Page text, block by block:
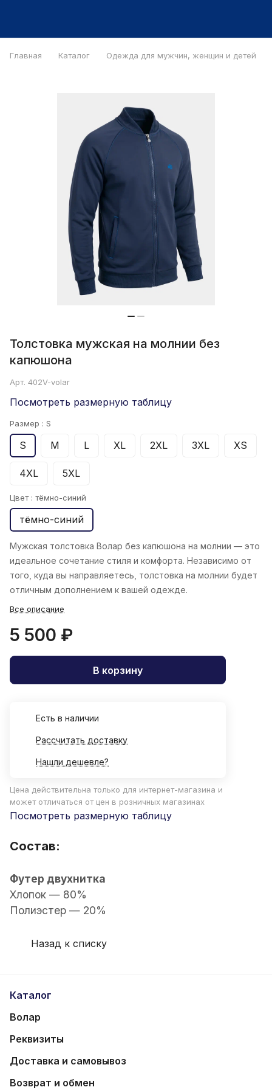
Главная Каталог Одежда для мужчин, женщин и детей
Толстовка мужская на молнии без
капюшона
Арт. 402V-volar
Посмотреть размерную таблицу
Размер : S
S M L XL 2XL 3XL XS
4XL 5XL
Цвет : тёмно-синий
тёмно-синий
Мужская толстовка Волар без капюшона на молнии — это
идеальное сочетание стиля и комфорта. Независимо от
того, куда вы направляетесь, толстовка на молнии будет
отличным дополнением к вашей одежде.
Все описание
5 500 ₽
В корзину
Есть в наличии
Рассчитать доставку
Нашли дешевле?
Цена действительна только для интернет-магазина и
может отличаться от цен в розничных магазинах
Посмотреть размерную таблицу
Состав:
Футер двухнитка
Хлопок — 80%
Полиэстер — 20%
Назад к списку
Каталог
Волар
Реквизиты
Доставка и самовывоз
Возврат и обмен